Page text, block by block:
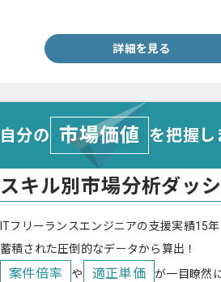
詳細を見る
自分の 市場価値 を把握
スキル別市場分析ダッ
ITフリーランスエンジニアの支援実績15
蓄積された圧倒的なデータから算出！
案件倍率 や 適正単価 が一目瞭然